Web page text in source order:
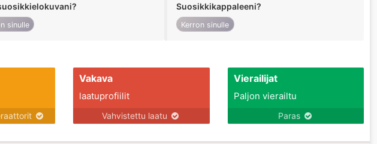
sinulle
Suosikkikappaleeni?
Kerron sinulle
Vakava
laatuprofiilit
Vahvistettu laatu
Vierailijat
Paljon vierailtu
Paras